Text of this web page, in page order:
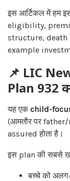
इस आर्टिकल में हम
eligibility,
structure,
example
📌 LIC
Plan 932
यह एकchild-
(आमतौर पर
assured होता है।
इस plan की सबसे
बच्चे को